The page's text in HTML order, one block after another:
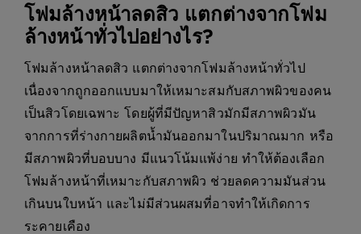
โฟมล้างหน้าลดสิว แตกต่างจากโฟม
ล้างหน้าทั่วไปอย่างไร?
โฟมล้างหน้าลดสิว แตกต่างจากโฟมล้างหน้าทั่วไป
เนื่องจากถูกออกแบบมาให้เหมาะสมกับสภาพผิวของคน
เป็นสิวโดยเฉพาะ โดยผู้ที่มีปัญหาสิวมักมีสภาพผิวมัน
จากการที่ร่างกายผลิตน้ำมันออกมาในปริมาณมาก หรือ
มีสภาพผิวที่บอบบาง มีแนวโน้มแพ้ง่าย ทำให้ต้องเลือก
โฟมล้างหน้าที่เหมาะกับสภาพผิว ช่วยลดความมันส่วน
เกินบนใบหน้า และไม่มีส่วนผสมที่อาจทำให้เกิดการ
ระคายเคือง